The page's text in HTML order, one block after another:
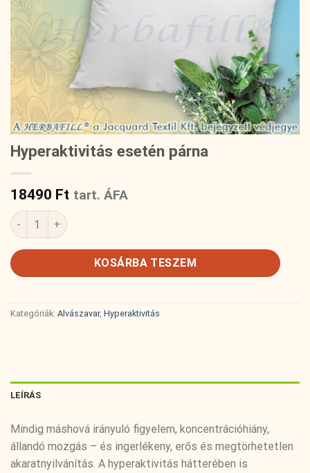
Hyperaktivitás esetén párna
18490 Ft tart. ÁFA
Hyperaktivitás esetén párna mennyiség
KOSÁRBA TESZEM
Kategóriák: Alvászavar, Hyperaktivitás
LEÍRÁS
Mindig máshová irányuló figyelem, koncentrációhiány,
állandó mozgás – és ingerlékeny, erős és megtörhetetlen
akaratnyilvánítás. A hyperaktivitás hátterében is